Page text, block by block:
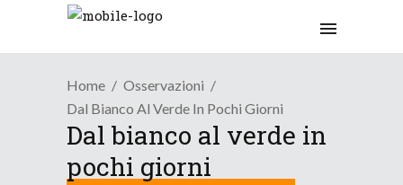
Home
Osservazioni
Dal Bianco Al Verde In Pochi Giorni
Dal bianco al verde in
pochi giorni